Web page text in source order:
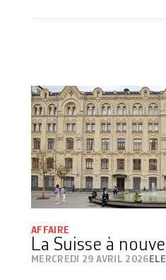
AFFAIRE
La Suisse à
MERCREDI 29 AVRIL 2026